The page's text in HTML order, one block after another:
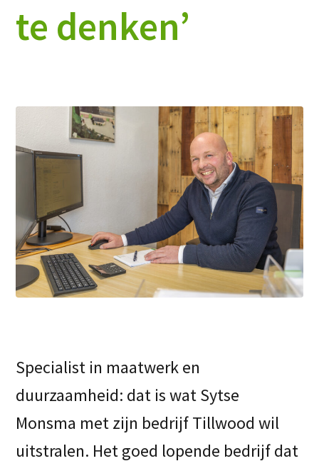
te denken’
Specialist in maatwerk en
duurzaamheid: dat is wat Sytse
Monsma met zijn bedrijf Tillwood wil
uitstralen. Het goed lopende bedrijf dat